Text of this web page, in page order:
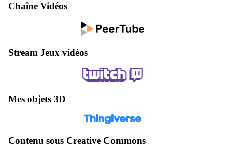
Chaîne Vidéos
Stream Jeux vidéos
Mes objets 3D
Contenu sous Creative Commons